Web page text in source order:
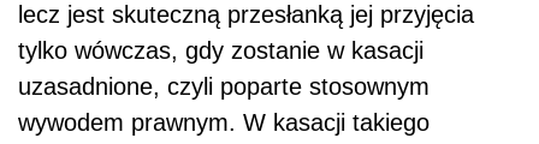
lecz jest skuteczną przesłanką jej przyjęcia
tylko wówczas, gdy zostanie w kasacji
uzasadnione, czyli poparte stosownym
wywodem prawnym. W kasacji takiego